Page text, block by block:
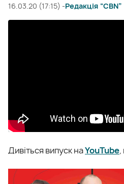
16.03.20 (17:15) -Редакція “CBN”
Дивіться випуск наYouTube,